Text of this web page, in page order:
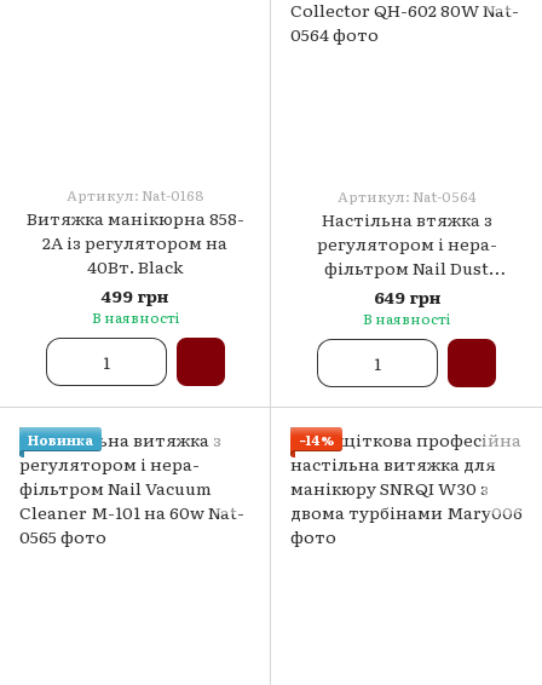
Артикул: Nat-0168
Витяжка манікюрна 858-
2А із регулятором на
40Вт. Black
499 грн
В наявності
Артикул: Nat-0564
Настільна втяжка з
регулятором і нера-
фільтром Nail Dust
Collector QH-602 80W
649 грн
В наявності
Новинка −14%